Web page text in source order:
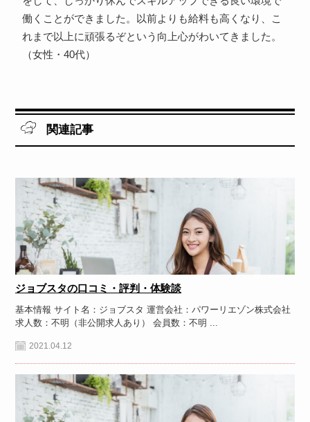
働くことができました。以前よりも給料も高くなり、こ
れまで以上に頑張るぞという向上心がわいてきました。
（女性・40代）
関連記事
ジョブスタの口コミ・評判・体験談
基本情報 サイト名：ジョブスタ 運営会社：パワーリエゾン株式会社
求人数：不明（非公開求人あり） 会員数：不明 ...
2021.04.12